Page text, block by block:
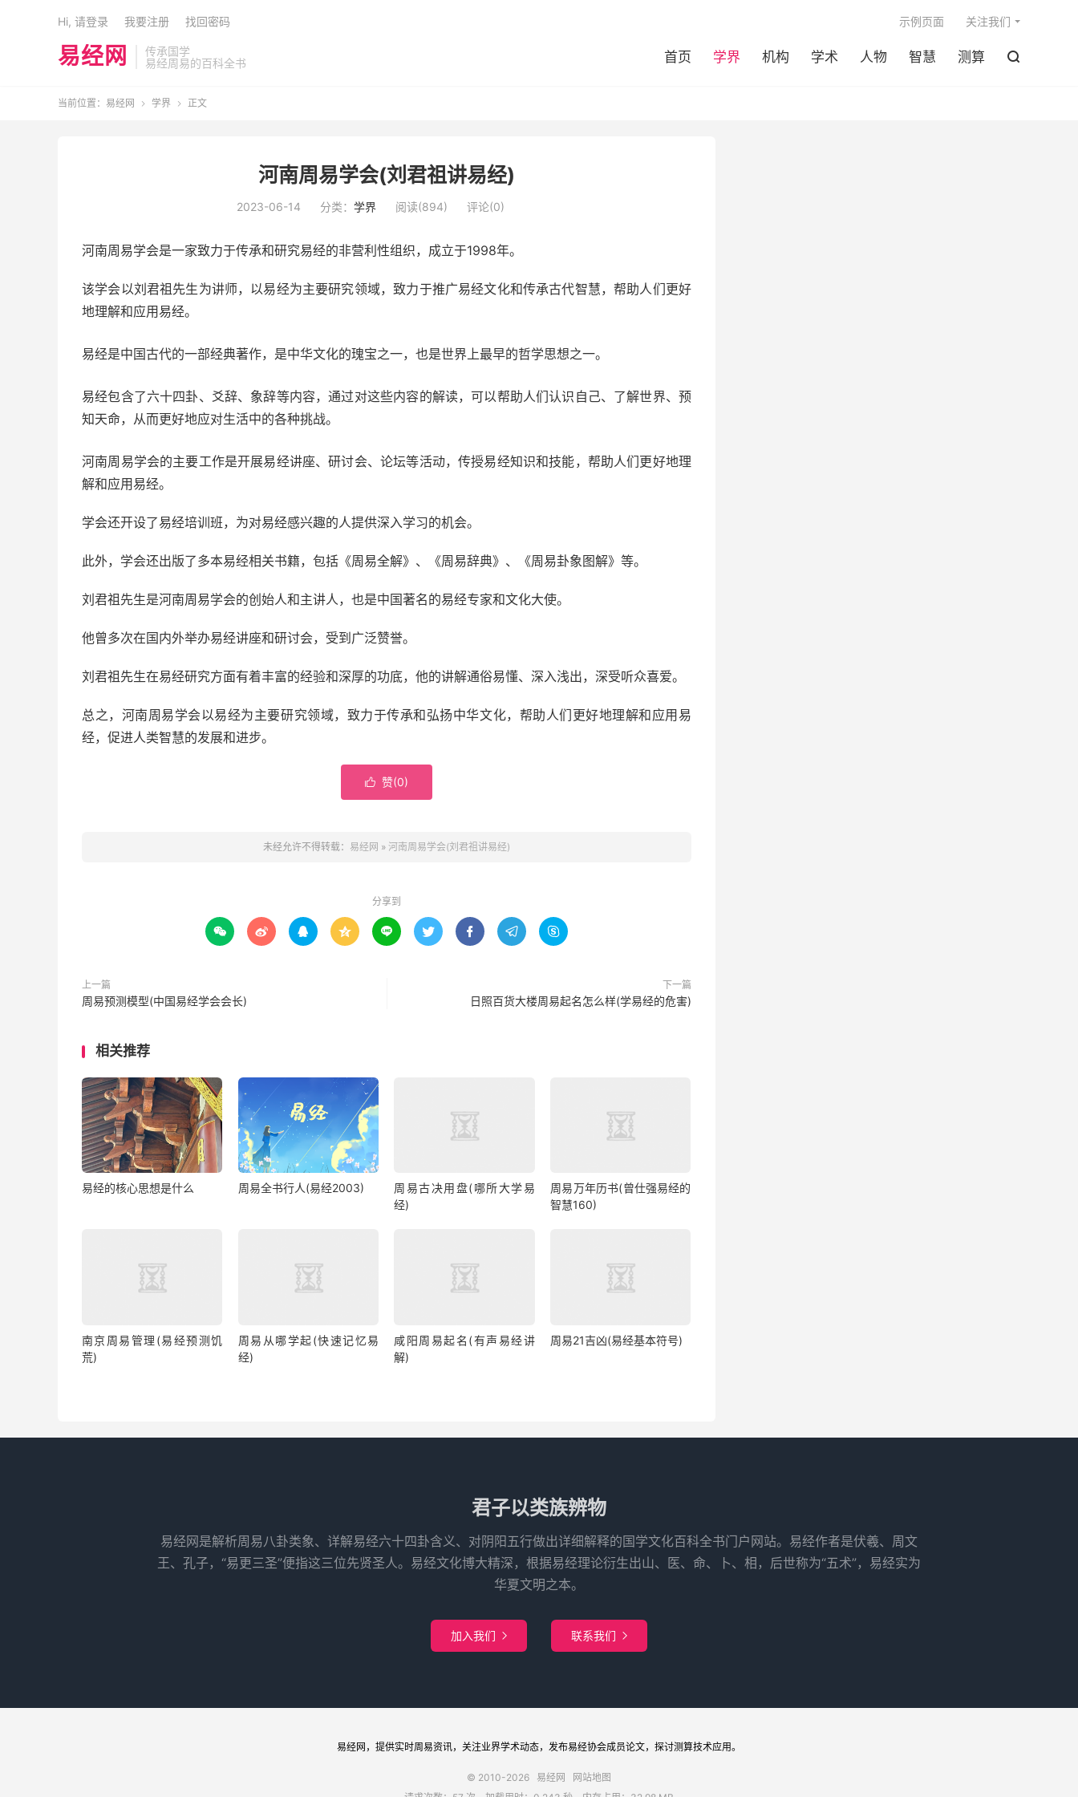
易经网
传承国学
易经周易的百科全书
首页 学界 机构 学术 人物 智慧 测算 
示例页面 关注我们
Hi, 请登录 我要注册 找回密码
当前位置： 易经网  学界  正文
河南周易学会(刘君祖讲易经)
2023-06-14 分类： 学界 阅读(894) 评论(0)
河南周易学会是一家致力于传承和研究易经的非营利性组织，成立于1998年。
该学会以刘君祖先生为讲师，以易经为主要研究领域，致力于推广易经文化和传承古代智慧，帮助人们更好
地理解和应用易经。
易经是中国古代的一部经典著作，是中华文化的瑰宝之一，也是世界上最早的哲学思想之一。
易经包含了六十四卦、爻辞、象辞等内容，通过对这些内容的解读，可以帮助人们认识自己、了解世界、预
知天命，从而更好地应对生活中的各种挑战。
河南周易学会的主要工作是开展易经讲座、研讨会、论坛等活动，传授易经知识和技能，帮助人们更好地理
解和应用易经。
学会还开设了易经培训班，为对易经感兴趣的人提供深入学习的机会。
此外，学会还出版了多本易经相关书籍，包括《周易全解》、《周易辞典》、《周易卦象图解》等。
刘君祖先生是河南周易学会的创始人和主讲人，也是中国著名的易经专家和文化大使。
他曾多次在国内外举办易经讲座和研讨会，受到广泛赞誉。
刘君祖先生在易经研究方面有着丰富的经验和深厚的功底，他的讲解通俗易懂、深入浅出，深受听众喜爱。
总之，河南周易学会以易经为主要研究领域，致力于传承和弘扬中华文化，帮助人们更好地理解和应用易
经，促进人类智慧的发展和进步。
 赞(0)
未经允许不得转载： 易经网 » 河南周易学会(刘君祖讲易经)
分享到
        
上一篇
周易预测模型(中国易经学会会长)
下一篇
日照百货大楼周易起名怎么样(学易经的危害)
相关推荐
易经的核心思想是什么 周易全书行人(易经2003)
周易古决用盘(哪所大学易
经)
周易万年历书(曾仕强易经的
智慧160)
南京周易管理(易经预测饥
荒)
周易从哪学起(快速记忆易
经)
咸阳周易起名(有声易经讲
解)
周易21吉凶(易经基本符号)
君子以类族辨物
易经网是解析周易八卦类象、详解易经六十四卦含义、对阴阳五行做出详细解释的国学文化百科全书门户网站。易经作者是伏羲、周文
王、孔子，“易更三圣”便指这三位先贤圣人。易经文化博大精深，根据易经理论衍生出山、医、命、卜、相，后世称为“五术”，易经实为
华夏文明之本。
加入我们  联系我们 
易经网 ，提供实时周易资讯，关注业界学术动态，发布易经协会成员论文，探讨测算技术应用。
© 2010-2026 易经网
网站地图